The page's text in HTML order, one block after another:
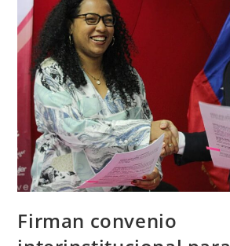
Firman convenio